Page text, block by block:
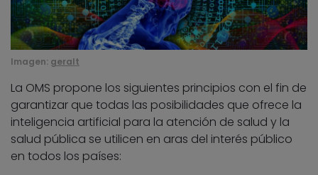
Imagen: geralt
La OMS propone los siguientes principios con el fin de
garantizar que todas las posibilidades que ofrece la
inteligencia artificial para la atención de salud y la
salud pública se utilicen en aras del interés público
en todos los países: